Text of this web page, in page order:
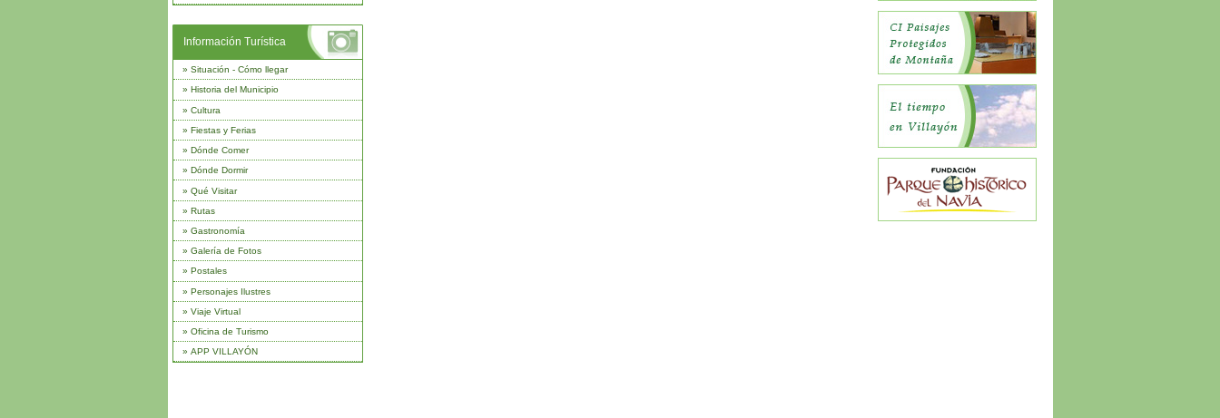
Información Turística
» Situación - Cómo llegar
» Historia del Municipio
» Cultura
» Fiestas y Ferias
» Dónde Comer
» Dónde Dormir
» Qué Visitar
» Rutas
» Gastronomía
» Galería de Fotos
» Postales
» Personajes Ilustres
» Viaje Virtual
» Oficina de Turismo
» APP VILLAYÓN